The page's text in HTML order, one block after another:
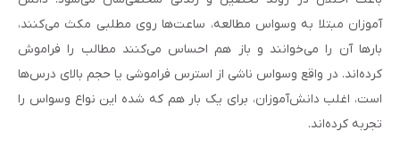
آموزان مبتلا به وسواس مطالعه، ساعت‌ها روی مطلبی مکث می‌کنند،
بارها آن را می‌خوانند و باز هم احساس می‌کنند مطالب را فراموش
کرده‌اند. در واقع وسواس ناشی از استرس فراموشی یا حجم بالای درس‌ها
است، اغلب دانش‌آموزان، برای یک بار هم که شده این نواع وسواس را
تجربه کرده‌اند.